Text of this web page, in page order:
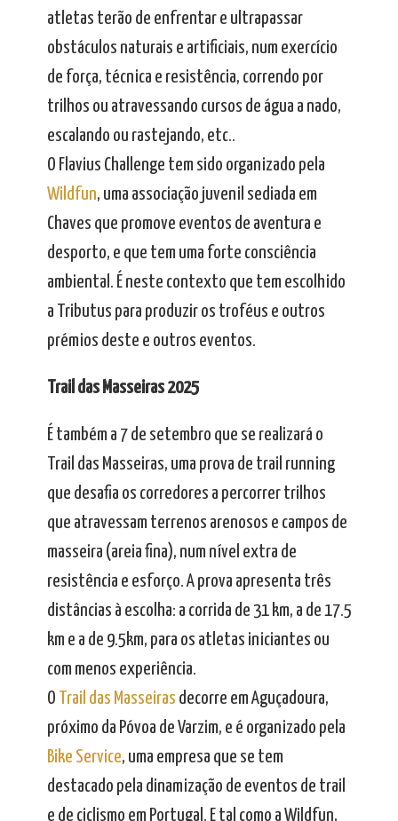
atletas terão de enfrentar e ultrapassar
obstáculos naturais e artificiais, num exercício
de força, técnica e resistência, correndo por
trilhos ou atravessando cursos de água a nado,
escalando ou rastejando, etc..
O Flavius Challenge tem sido organizado pela
Wildfun, uma associação juvenil sediada em
Chaves que promove eventos de aventura e
desporto, e que tem uma forte consciência
ambiental. É neste contexto que tem escolhido
a Tributus para produzir os troféus e outros
prémios deste e outros eventos.
Trail das Masseiras 2025
É também a 7 de setembro que se realizará o
Trail das Masseiras, uma prova de trail running
que desafia os corredores a percorrer trilhos
que atravessam terrenos arenosos e campos de
masseira (areia fina), num nível extra de
resistência e esforço. A prova apresenta três
distâncias à escolha: a corrida de 31 km, a de 17.5
km e a de 9.5km, para os atletas iniciantes ou
com menos experiência.
O
Trail das Masseiras decorre em Aguçadoura,
próximo da Póvoa de Varzim, e é organizado pela
Bike Service, uma empresa que se tem
destacado pela dinamização de eventos de trail
e de ciclismo em Portugal. E tal como a Wildfun,